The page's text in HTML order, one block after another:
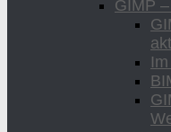
GIMP